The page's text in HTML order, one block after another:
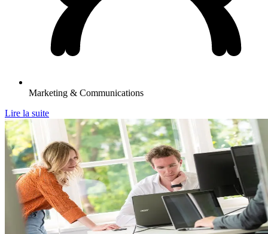
Marketing & Communications
Lire la suite